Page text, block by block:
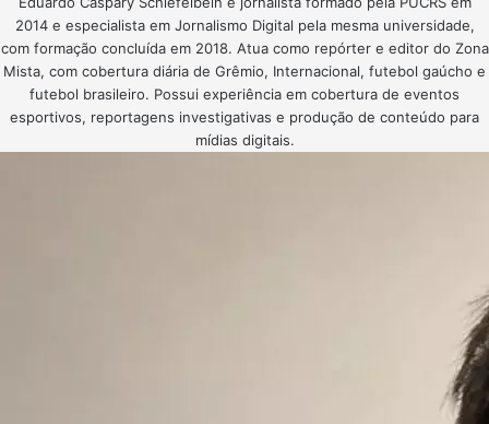
2014 e especialista em Jornalismo Digital pela mesma universidade,
com formação concluída em 2018. Atua como repórter e editor do Zona
Mista, com cobertura diária de Grêmio, Internacional, futebol gaúcho e
futebol brasileiro. Possui experiência em cobertura de eventos
esportivos, reportagens investigativas e produção de conteúdo para
mídias digitais.